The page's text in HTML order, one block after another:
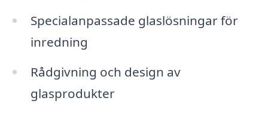
Specialanpassade glaslösningar för
inredning
Rådgivning och design av
glasprodukter